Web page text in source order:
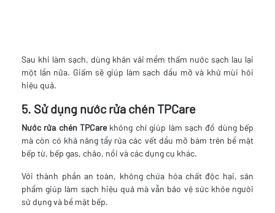
Sau khi làm sạch, dùng khăn vải mềm thấm nước sạch lau lại
một lần nữa. Giấm sẽ giúp làm sạch dầu mỡ và khử mùi hôi
hiệu quả.
5. Sử dụng nước rửa chén TPCare
Nước rửa chén TPCarekhông chỉ giúp làm sạch đồ dùng bếp
mà còn có khả năng tẩy rửa các vết dầu mỡ bám trên bề mặt
bếp từ, bếp gas, chảo, nồi và các dụng cụ khác.
Với thành phần an toàn, không chứa hóa chất độc hại, sản
phẩm giúp làm sạch hiệu quả mà vẫn bảo vệ sức khỏe người
sử dụng và bề mặt bếp.